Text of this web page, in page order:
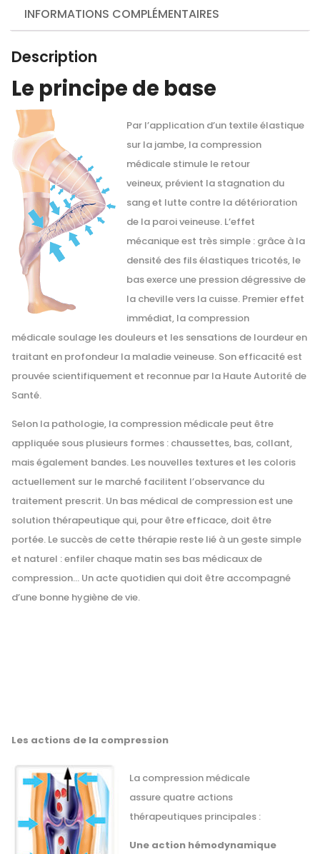
INFORMATIONS COMPLÉMENTAIRES
Description
Le principe de base
Par l’application d’un textile élastique
sur la jambe, la compression
médicale stimule le retour
veineux, prévient la stagnation du
sang et lutte contre la détérioration
de la paroi veineuse. L’effet
mécanique est très simple : grâce à la
densité des fils élastiques tricotés, le
bas exerce une pression dégressive de
la cheville vers la cuisse. Premier effet
immédiat, la compression
médicale soulage les douleurs et les sensations de lourdeur en
traitant en profondeur la maladie veineuse. Son efficacité est
prouvée scientifiquement et reconnue par la Haute Autorité de
Santé.
Selon la pathologie, la compression médicale peut être
appliquée sous plusieurs formes : chaussettes, bas, collant,
mais également bandes. Les nouvelles textures et les coloris
actuellement sur le marché facilitent l’observance du
traitement prescrit. Un bas médical de compression est une
solution thérapeutique qui, pour être efficace, doit être
portée. Le succès de cette thérapie reste lié à un geste simple
et naturel : enfiler chaque matin ses bas médicaux de
compression… Un acte quotidien qui doit être accompagné
d’une bonne hygiène de vie.
Les actions de la compression
La compression médicale
assure quatre actions
thérapeutiques principales :
Une action hémodynamique